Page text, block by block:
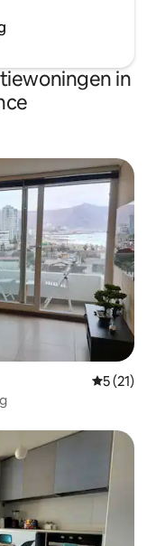
in
5 (21)